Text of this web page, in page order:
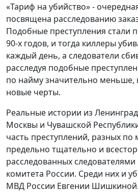
«Тариф на убийство» -
посвящена расследованию
Подобные преступления стали
90-х годов, и тогда киллеры
каждый день, а следователи
расследуя подобные
по найму значительно меньше,
новые черты.
Реальные истории из
Москвы и Чувашской
часть преступлений, разных по
предельно тщательно и
расследованных следователями
комитета России. Среди них и
МВД России Евгении Шишкиной.